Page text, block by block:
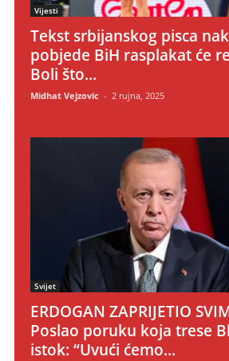
Vijesti
Tekst srbijanskog pisca
pobjede BiH rasplakat će
Boli što...
Midhat Vejzovic - 2 rujna, 2025
Svijet
ERDOGAN ZAPRIJETIO
Poslao poruku koja trese
istok: “Uvući ćemo...